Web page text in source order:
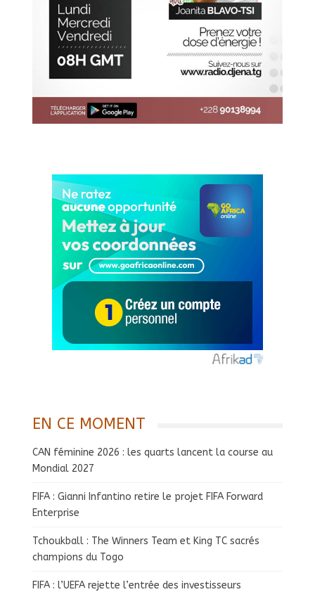
EN CE MOMENT
CAN féminine 2026 : les quarts lancent la course au
Mondial 2027
FIFA : Gianni Infantino retire le projet FIFA Forward
Enterprise
Tchoukball : The Winners Team et King TC sacrés
champions du Togo
FIFA : l’UEFA rejette l’entrée des investisseurs